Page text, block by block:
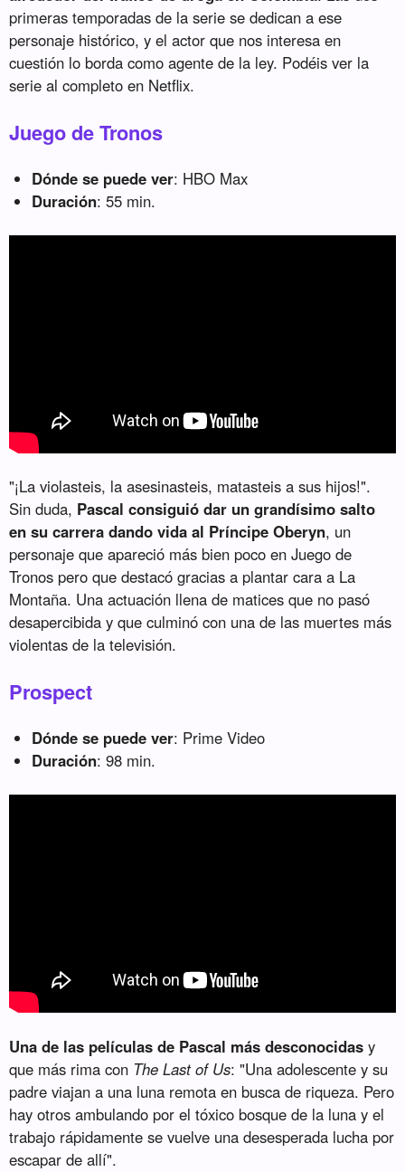
primeras temporadas de la serie se dedican a ese
personaje histórico, y el actor que nos interesa en
cuestión lo borda como agente de la ley. Podéis ver la
serie al completo en Netflix.
Juego de Tronos
Dónde se puede ver: HBO Max
Duración: 55 min.
"¡La violasteis, la asesinasteis, matasteis a sus hijos!".
Sin duda, Pascal consiguió dar un grandísimo salto
en su carrera dando vida al Príncipe Oberyn, un
personaje que apareció más bien poco en Juego de
Tronos pero que destacó gracias a plantar cara a La
Montaña. Una actuación llena de matices que no pasó
desapercibida y que culminó con una de las muertes más
violentas de la televisión.
Prospect
Dónde se puede ver: Prime Video
Duración: 98 min.
Una de las películas de Pascal más desconocidas y
que más rima con The Last of Us: "Una adolescente y su
padre viajan a una luna remota en busca de riqueza. Pero
hay otros ambulando por el tóxico bosque de la luna y el
trabajo rápidamente se vuelve una desesperada lucha por
escapar de allí".